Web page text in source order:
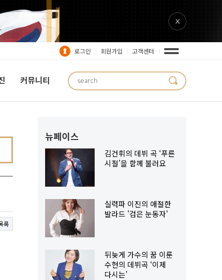
로그인 회원가입 고객센터
커뮤니티
록
뉴페이스
김건휘의 데뷔 곡 ‘푸른
시절’을 함께 불러요
실력파 이진의 애절한
발라드 '검은 눈동자'
뒤늦게 가수의 꿈 이룬
수현의 데뷔곡 ‘이제
다시는’